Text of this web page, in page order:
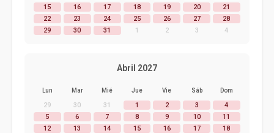
15
16 17 18 19 20
21
22
23 24 25 26 27
28
29
30 31 1 2 3 4
Abril 2027
Lun Mar Mié Jue Vie Sáb Dom
29 30 31 1 2 3
4
5
6 7 8 9 10
11
12
13 14 15 16 17
18